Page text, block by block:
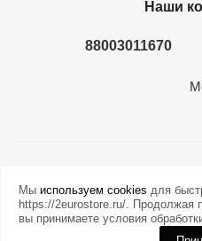
Наши
88003011670
Мы используем cookies для
https://2eurostore.ru/. Продолжая
вы принимаете условия